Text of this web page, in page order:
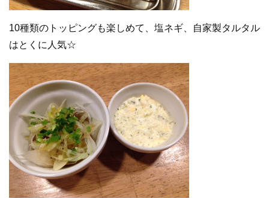
10種類のトッピングも楽しめて、塩ネギ、自家製タルタル
はとくに人気☆